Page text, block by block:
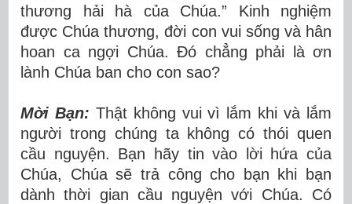
thương hải hà của Chúa.” Kinh nghiệm
được Chúa thương, đời con vui sống và hân
hoan ca ngợi Chúa. Đó chẳng phải là ơn
lành Chúa ban cho con sao?
Mời Bạn: Thật không vui vì lắm khi và lắm
người trong chúng ta không có thói quen
cầu nguyện. Bạn hãy tin vào lời hứa của
Chúa, Chúa sẽ trả công cho bạn khi bạn
dành thời gian cầu nguyện với Chúa. Có